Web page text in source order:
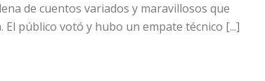
de cuentos variados y maravillosos que
público votó y hubo un empate técnico [...]